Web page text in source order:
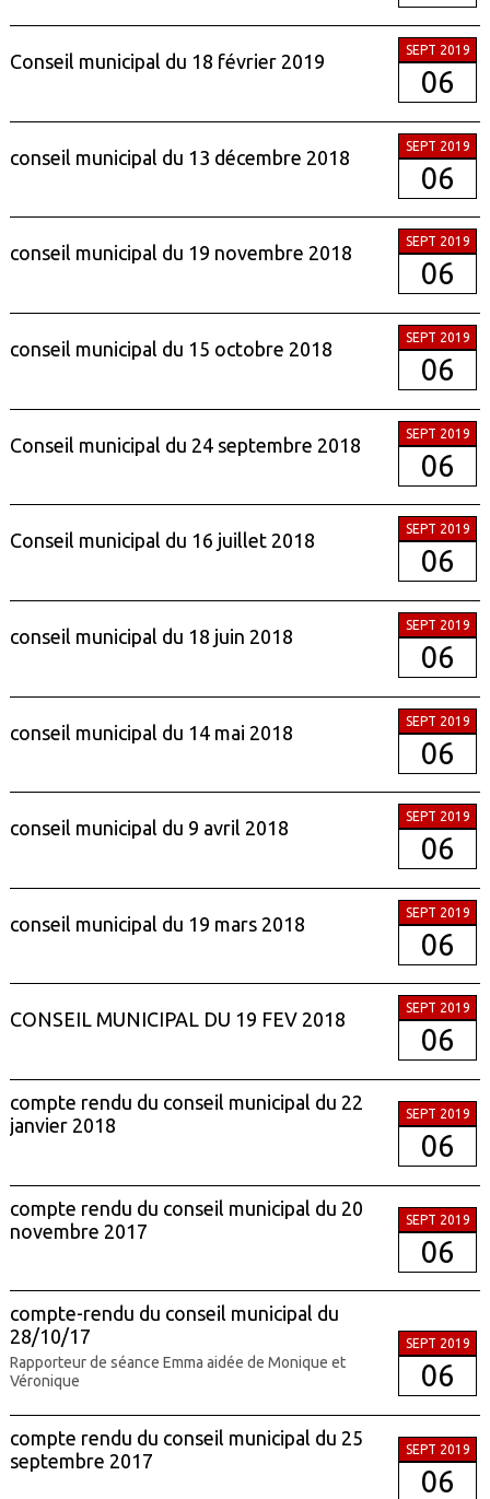
Conseil municipal du 18 février 2019
SEPT 2019
06
conseil municipal du 13 décembre 2018
SEPT 2019
06
conseil municipal du 19 novembre 2018
SEPT 2019
06
conseil municipal du 15 octobre 2018
SEPT 2019
06
Conseil municipal du 24 septembre 2018
SEPT 2019
06
Conseil municipal du 16 juillet 2018
SEPT 2019
06
conseil municipal du 18 juin 2018
SEPT 2019
06
conseil municipal du 14 mai 2018
SEPT 2019
06
conseil municipal du 9 avril 2018
SEPT 2019
06
conseil municipal du 19 mars 2018
SEPT 2019
06
CONSEIL MUNICIPAL DU 19 FEV 2018
SEPT 2019
06
compte rendu du conseil municipal du 22
janvier 2018
SEPT 2019
06
compte rendu du conseil municipal du 20
novembre 2017
SEPT 2019
06
compte-rendu du conseil municipal du
28/10/17
Rapporteur de séance Emma aidée de Monique et
Véronique
SEPT 2019
06
compte rendu du conseil municipal du 25
septembre 2017
SEPT 2019
06